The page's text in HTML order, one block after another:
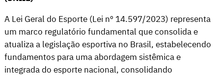
A Lei Geral do Esporte (Lei nº 14.597/2023) representa
um marco regulatório fundamental que consolida e
atualiza a legislação esportiva no Brasil, estabelecendo
fundamentos para uma abordagem sistêmica e
integrada do esporte nacional, consolidando